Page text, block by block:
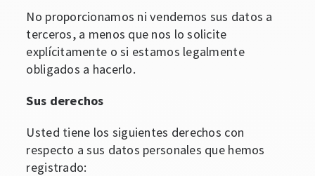
No proporcionamos ni vendemos sus datos a
terceros, a menos que nos lo solicite
explícitamente o si estamos legalmente
obligados a hacerlo.
Sus derechos
Usted tiene los siguientes derechos con
respecto a sus datos personales que hemos
registrado: